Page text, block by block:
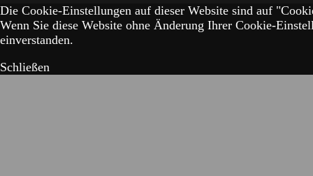
Die Cookie-Einstellungen auf dieser Website sind auf
Wenn Sie diese Website ohne Änderung Ihrer Cookie-
einverstanden.
Schließen